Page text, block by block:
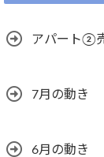
アパート②
7月の動き
6月の動き